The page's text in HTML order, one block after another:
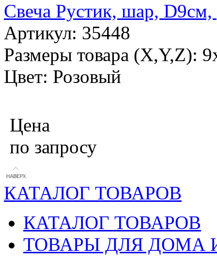
Свеча Рустик, шар,
Артикул: 35448
Размеры товара (X,Y,Z):
Цвет: Розовый
Цена
по запросу
КАТАЛОГ ТОВАРОВ
КАТАЛОГ ТОВАРОВ
ТОВАРЫ ДЛЯ ДОМА